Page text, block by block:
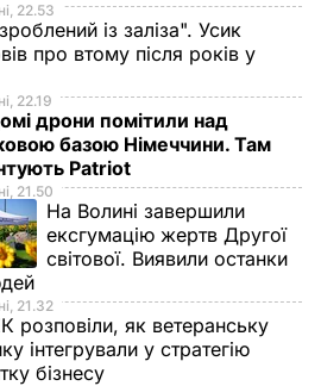
22.53
із заліза". Усик
про втому після років у
22.19
дрони помітили над
базою Німеччини. Там
Patriot
21.50
На Волині завершили
ексгумацію жертв Другої
світової. Виявили останки
21.32
розповіли, як ветеранську
інтегрували у стратегію
бізнесу